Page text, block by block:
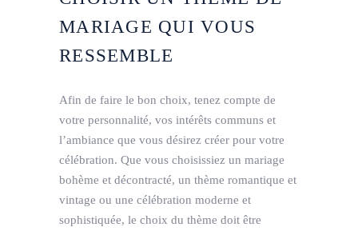
MARIAGE QUI VOUS
RESSEMBLE
Afin de faire le bon choix, tenez compte de
votre personnalité, vos intérêts communs et
l’ambiance que vous désirez créer pour votre
célébration. Que vous choisissiez un mariage
bohème et décontracté, un thème romantique et
vintage ou une célébration moderne et
sophistiquée, le choix du thème doit être